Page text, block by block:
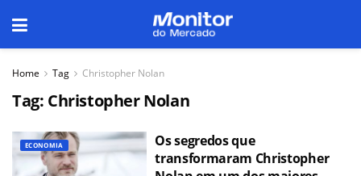
Home Tag Christopher Nolan
Tag: Christopher Nolan
ECONOMIA
Os segredos que
transformaram Christopher